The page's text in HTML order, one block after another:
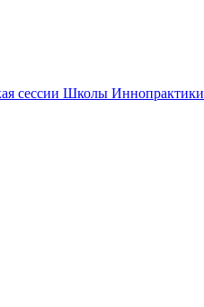
сессии Школы Иннопрактики